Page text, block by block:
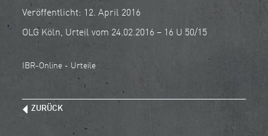
Veröffentlicht: 12. April 2016
OLG Köln, Urteil vom 24.02.2016 – 16 U 50/15
IBR-Online - Urteile
ZURÜCK